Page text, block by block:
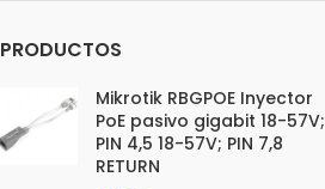
PRODUCTOS
Mikrotik RBGPOE Inyector
PoE pasivo gigabit 18-57V;
PIN 4,5 18-57V; PIN 7,8
RETURN